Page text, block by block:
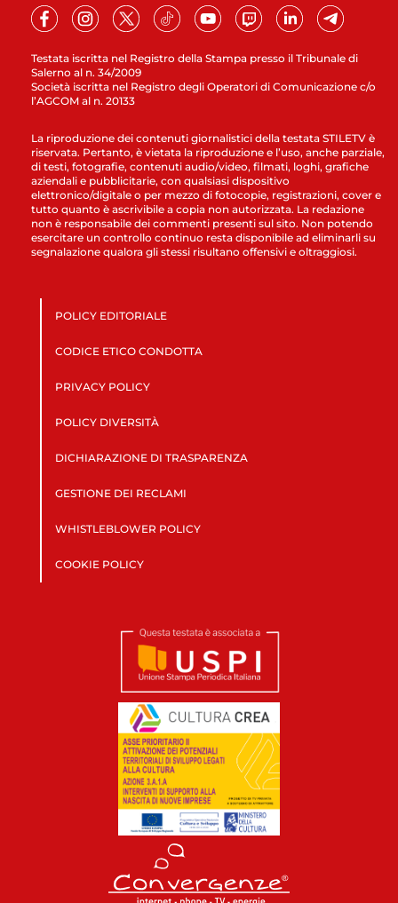
Testata iscritta nel Registro della Stampa presso il Tribunale di
Salerno al n. 34/2009
Società iscritta nel Registro degli Operatori di Comunicazione c/o
l’AGCOM al n. 20133
La riproduzione dei contenuti giornalistici della testata STILETV è
riservata. Pertanto, è vietata la riproduzione e l’uso, anche parziale,
di testi, fotografie, contenuti audio/video, filmati, loghi, grafiche
aziendali e pubblicitarie, con qualsiasi dispositivo
elettronico/digitale o per mezzo di fotocopie, registrazioni, cover e
tutto quanto è ascrivibile a copia non autorizzata. La redazione
non è responsabile dei commenti presenti sul sito. Non potendo
esercitare un controllo continuo resta disponibile ad eliminarli su
segnalazione qualora gli stessi risultano offensivi e oltraggiosi.
POLICY EDITORIALE
CODICE ETICO CONDOTTA
PRIVACY POLICY
POLICY DIVERSITÀ
DICHIARAZIONE DI TRASPARENZA
GESTIONE DEI RECLAMI
WHISTLEBLOWER POLICY
COOKIE POLICY